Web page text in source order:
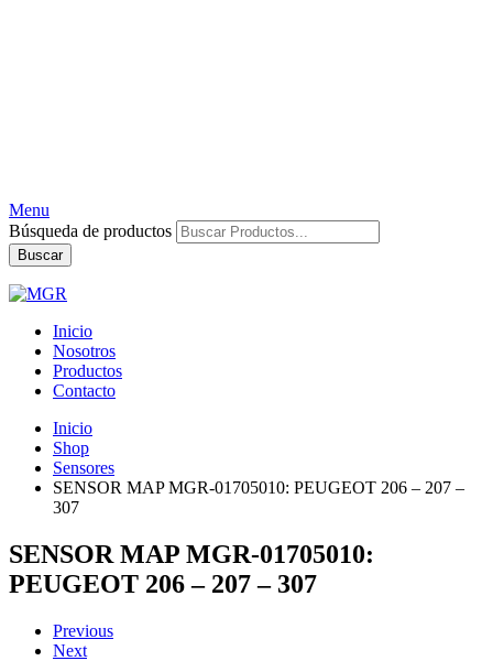
Menu
Búsqueda de productos
Buscar
Inicio
Nosotros
Productos
Contacto
Inicio
Shop
Sensores
SENSOR MAP MGR-01705010: PEUGEOT 206 – 207 –
307
SENSOR MAP MGR-01705010:
PEUGEOT 206 – 207 – 307
Previous
Next